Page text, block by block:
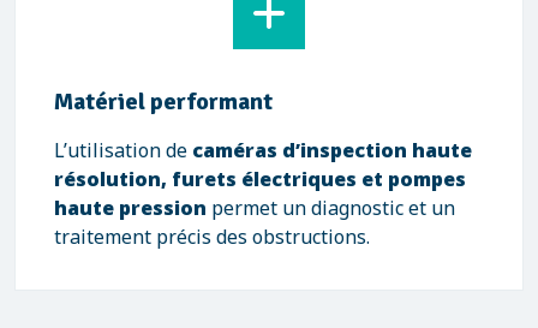
Matériel performant
L’utilisation de caméras d’inspection haute
résolution, furets électriques et pompes
haute pression permet un diagnostic et un
traitement précis des obstructions.